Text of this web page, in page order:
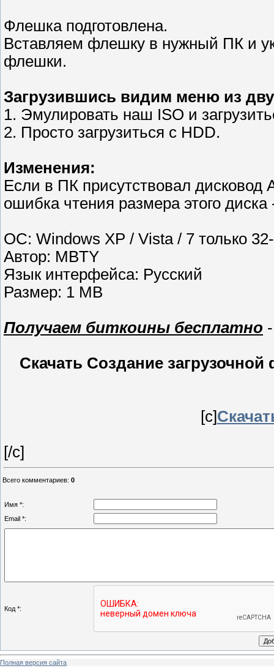
Флешка подготовлена.
Вставляем флешку в нужный ПК и
флешки.
Загрузившись видим меню из
1. Эмулировать наш ISO и
2. Просто загрузиться с HDD.
Изменения:
Если в ПК присутствовал дисковод
ошибка чтения размера этого
ОС: Windows XP / Vista / 7 только
Автор: MBTY
Язык интерфейса: Русский
Размер: 1 MB
Получаем биткоины бесплатно
Скачать Создание
[c]
[/c]
Всего комментариев: 0
Имя *:
Email *:
Код *:
Полная версия сайта